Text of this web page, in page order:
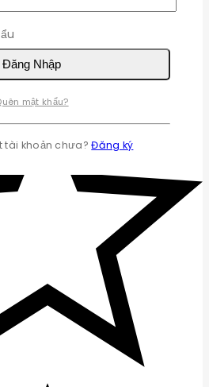
Đăng Nhập
mật khẩu?
tài khoản chưa?Đăng ký